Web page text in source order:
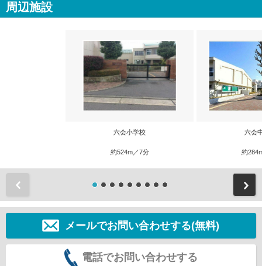
周辺施設
六会小学校
約524m／7分
六会
約
メールでお問い合わせする(無料)
電話でお問い合わせする